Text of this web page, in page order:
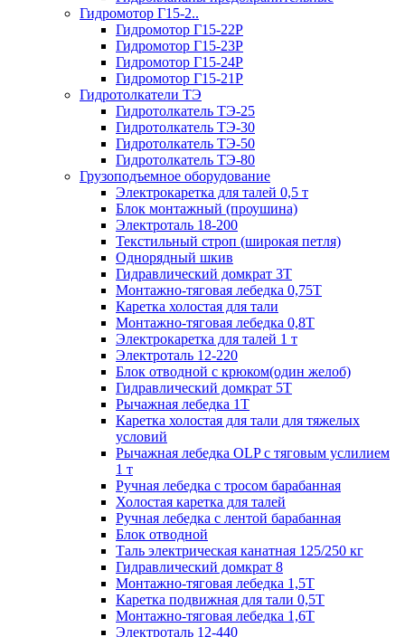
Гидромотор Г15-2..
Гидромотор Г15-22Р
Гидромотор Г15-23Р
Гидромотор Г15-24Р
Гидромотор Г15-21Р
Гидротолкатели ТЭ
Гидротолкатель ТЭ-25
Гидротолкатель ТЭ-30
Гидротолкатель ТЭ-50
Гидротолкатель ТЭ-80
Грузоподъемное оборудование
Электрокаретка для талей 0,5 т
Блок монтажный (проушина)
Электроталь 18-200
Текстильный строп (широкая петля)
Однорядный шкив
Гидравлический домкрат 3T
Монтажно-тяговая лебедка 0,75Т
Каретка холостая для тали
Монтажно-тяговая лебедка 0,8Т
Электрокаретка для талей 1 т
Электроталь 12-220
Блок отводной с крюком(один желоб)
Гидравлический домкрат 5T
Рычажная лебедка 1Т
Каретка холостая для тали для тяжелых
условий
Рычажная лебедка OLP с тяговым услилием
1 т
Ручная лебедка с тросом барабанная
Холостая каретка для талей
Ручная лебедка с лентой барабанная
Блок отводной
Таль электрическая канатная 125/250 кг
Гидравлический домкрат 8
Монтажно-тяговая лебедка 1,5Т
Каретка подвижная для тали 0,5Т
Монтажно-тяговая лебедка 1,6Т
Электроталь 12-440